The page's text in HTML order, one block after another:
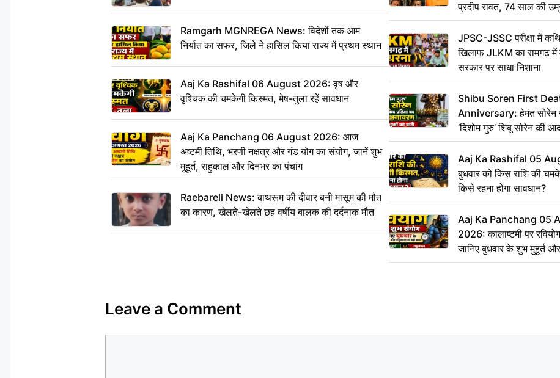
Ramgarh MGNREGA News: विदेशों तक आम
निर्यात का सफर, जिले ने हासिल किया राज्य में प्रथम स्थान
Aaj Ka Rashifal 06 August 2026: वृष और
वृश्चिक की चमकेगी किस्मत, मेष-तुला रहें सावधान
Aaj Ka Panchang 06 August 2026: आज
अष्टमी तिथि, भरणी नक्षत्र और गंड योग का संयोग, जानें शुभ
मुहूर्त, राहुकाल और दिनभर का पंचांग
Raebareli News: बाथरूम की दीवार बनी मासूम की मौत
का कारण, खेलते-खेलते छह वर्षीय बालक की दर्दनाक मौत
प्रदीप रावत, 74 साल की
कहा अलविदा
JPSC-JSSC परीक्षा में
खिलाफ JLKM का रामगढ़ में
सरकार पर साधा निशाना
Shibu Soren First
Anniversary: हेमंत सोरेन
‘दिशोम गुरु’ शिबू सोरेन की
का किया अनावरण, लाभुकों
परिसंपत्तियां
Aaj Ka Rashifal 05
बुधवार को किस राशि की
किसे रहना होगा सावधान?
Aaj Ka Panchang 05
2026: कालाष्टमी पर
जानिए बुधवार के शुभ मुहूर्त
सही समय
Leave a Comment